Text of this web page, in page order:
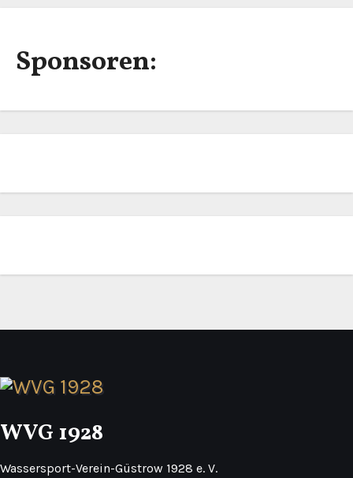
Sponsoren:
WVG 1928
Wassersport-Verein-Güstrow 1928 e. V.